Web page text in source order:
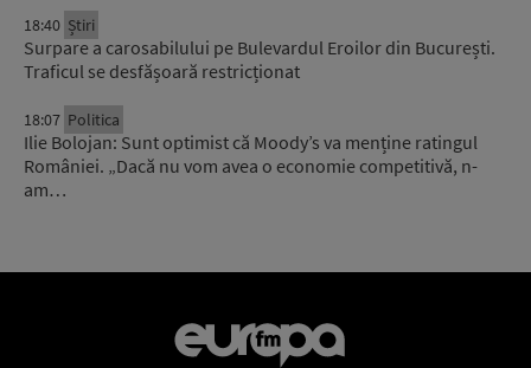
18:40 Știri
Surpare a carosabilului pe Bulevardul Eroilor din București.
Traficul se desfășoară restricționat
18:07 Politica
Ilie Bolojan: Sunt optimist că Moody’s va menține ratingul
României. „Dacă nu vom avea o economie competitivă, n-
am…